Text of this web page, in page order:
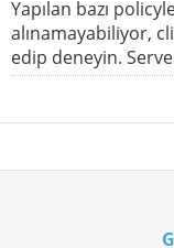
Yapılan bazı
alınamayabiliyor,
edip deneyin.